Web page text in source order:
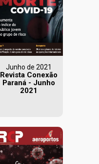
Junho de 2021
Revista Conexão
Paraná - Junho
2021